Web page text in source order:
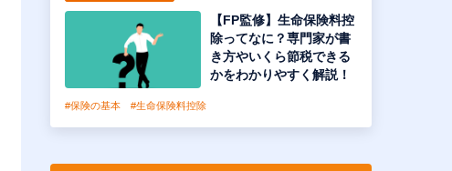
【FP監修】生命保険料控
除ってなに？専門家が書
き方やいくら節税できる
かをわかりやすく解説！
#保険の基本 #生命保険料控除